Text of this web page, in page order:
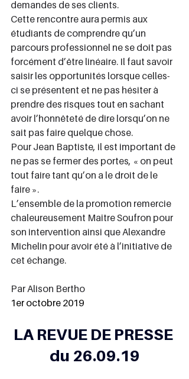
demandes de ses clients.
Cette rencontre aura permis aux
étudiants de comprendre qu’un
parcours professionnel ne se doit pas
forcément d’être linéaire. Il faut savoir
saisir les opportunités lorsque celles-
ci se présentent et ne pas hésiter à
prendre des risques tout en sachant
avoir l’honnêteté de dire lorsqu’on ne
sait pas faire quelque chose.
Pour Jean Baptiste, il est important de
ne pas se fermer des portes, « on peut
tout faire tant qu’on a le droit de le
faire ».
L’ensemble de la promotion remercie
chaleureusement Maître Soufron pour
son intervention ainsi que Alexandre
Michelin pour avoir été à l’initiative de
cet échange.
Par Alison Bertho
1er octobre 2019
LA REVUE DE PRESSE
du 26.09.19